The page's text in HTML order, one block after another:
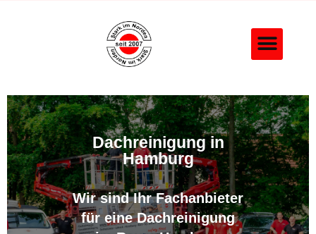
Dachreinigung in
Hamburg
Wir sind Ihr Fachanbieter
für eine Dachreinigung